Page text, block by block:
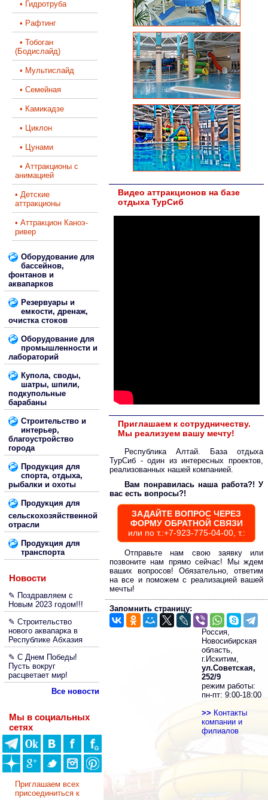
• Гидротруба
• Рафтинг
• Тобоган
(Бодислайд)
• Мультислайд
• Семейная
• Камикадзе
• Циклон
• Цунами
• Аттракционы с
анимацией
• Детские
аттракционы
• Аттракцион Каноэ-
ривер
Оборудование для
бассейнов,
фонтанов и
аквапарков
Резервуары и
емкости, дренаж,
очистка стоков
Оборудование для
промышленности и
лабораторий
Купола, своды,
шатры, шпили,
подкупольные
барабаны
Строительство и
интерьер,
благоустройство
города
Продукция для
спорта, отдыха,
рыбалки и охоты
Продукция для
сельскохозяйственной
отрасли
Продукция для
транспорта
Новости
✎ Поздравляем с
Новым 2023 годом!!!
✎ Строительство
нового аквапарка в
Республике Абхазия
✎ С Днем Победы!
Пусть вокруг
расцветает мир!
Все новости
Мы в социальных
сетях
Приглашаем всех
присоединиться к
Видео аттракционов на базе
отдыха ТурСиб
Приглашаем к сотрудничеству.
Мы реализуем вашу мечту!
Республика Алтай. База отдыха
ТурСиб - один из интересных проектов,
реализованных нашей компанией.
Вам понравилась наша работа?! У
вас есть вопросы?!
ЗАДАЙТЕ ВОПРОС ЧЕРЕЗ
ФОРМУ ОБРАТНОЙ СВЯЗИ
или по т.:+7-923-775-04-00, т.:
Отправьте нам свою заявку или
позвоните нам прямо сейчас! Мы ждем
ваших вопросов! Обязательно, ответим
на все и поможем с реализацией вашей
мечты!
Запомнить страницу:
Россия,
Новосибирская
область,
г.Искитим,
ул.Советская,
252/9
режим работы:
пн-пт: 9:00-18:00
>> Контакты
компании и
филиалов